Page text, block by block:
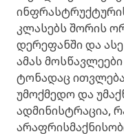
კლასებს შორის
დერეფანში და
ამას
ტონადაც ითვლება
უმოქმედო და
ადმინისტრაცია,